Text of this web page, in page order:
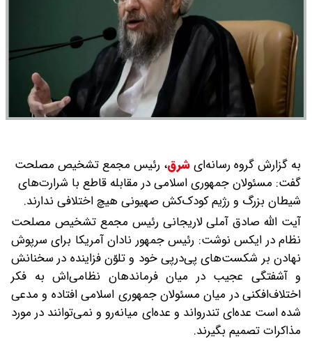
به گزارش گروه رسانه‌ایشرق، رئیس مجمع تشخیص مصلحت
گفت: مسئولان جمهوری اسلامی در مقابله قاطع با شرارت‌های
شیطان بزرگ و رژیم کودک‌کش صهیونی هیچ اختلافی ندارند.
آیت الله صادق آملی لاریجانی رئیس مجمع تشخیص مصلحت
نظام در ایکس نوشت: رئیس جمهور نادان آمریکا برای سرپوش
نهادن بر شکست‌های پی‌درپی خود و تلوّن فزاینده در سخنانش
و آشفتگی عجیب در میان فرماندهان نظامی‌اش به فکر
اختلاف‌افکنی در میان مسئولان جمهوری اسلامی افتاده و مدعی
شده است عده‌ای تندرواند و عده‌ای میانه‌رو و نمی‌توانند در مورد
مذاکرات تصمیم بگیرند.